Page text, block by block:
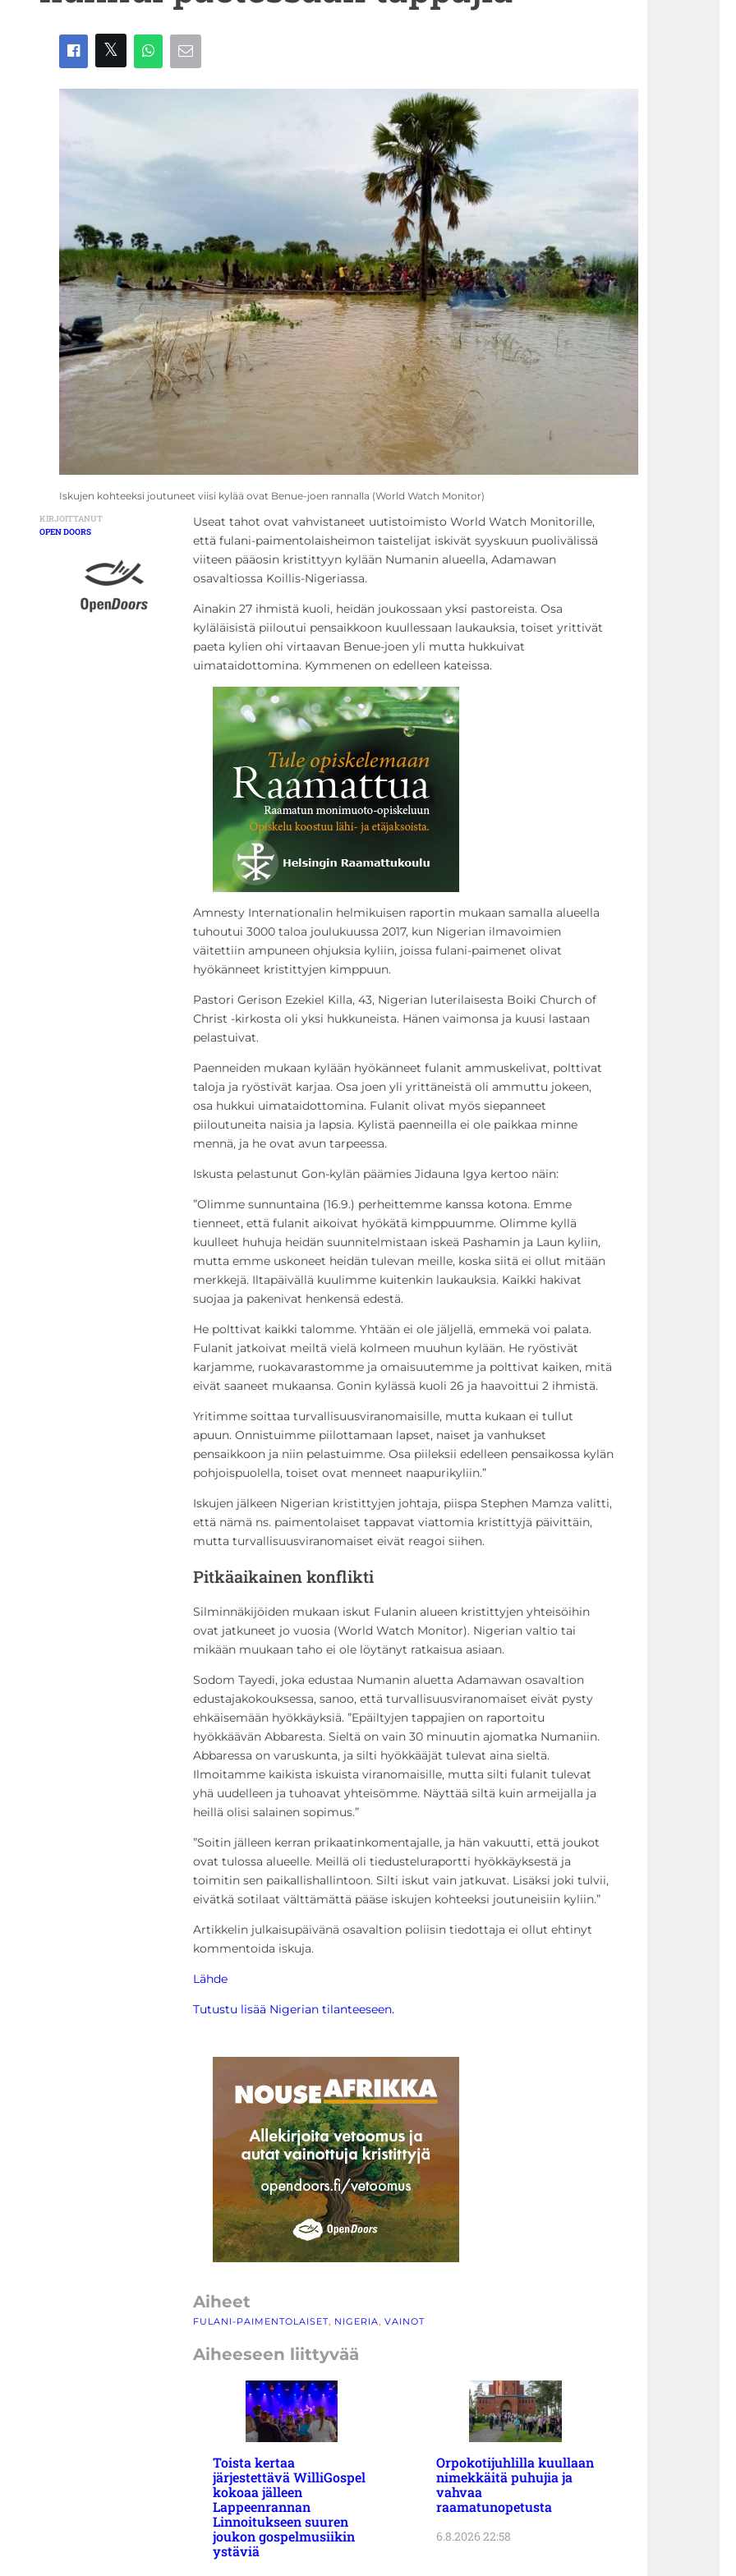
Iskujen kohteeksi joutuneet viisi kylää ovat Benue-joen rannalla (World Watch Monitor)
KIRJOITTANUT
OPEN DOORS
Useat tahot ovat vahvistaneet uutistoimisto World Watch Monitorille,
että fulani-paimentolaisheimon taistelijat iskivät syyskuun puolivälissä
viiteen pääosin kristittyyn kylään Numanin alueella, Adamawan
osavaltiossa Koillis-Nigeriassa.
Ainakin 27 ihmistä kuoli, heidän joukossaan yksi pastoreista. Osa
kyläläisistä piiloutui pensaikkoon kuullessaan laukauksia, toiset yrittivät
paeta kylien ohi virtaavan Benue-joen yli mutta hukkuivat
uimataidottomina. Kymmenen on edelleen kateissa.
Amnesty Internationalin helmikuisen raportin mukaan samalla alueella
tuhoutui 3000 taloa joulukuussa 2017, kun Nigerian ilmavoimien
väitettiin ampuneen ohjuksia kyliin, joissa fulani-paimenet olivat
hyökänneet kristittyjen kimppuun.
Pastori Gerison Ezekiel Killa, 43, Nigerian luterilaisesta Boiki Church of
Christ -kirkosta oli yksi hukkuneista. Hänen vaimonsa ja kuusi lastaan
pelastuivat.
Paenneiden mukaan kylään hyökänneet fulanit ammuskelivat, polttivat
taloja ja ryöstivät karjaa. Osa joen yli yrittäneistä oli ammuttu jokeen,
osa hukkui uimataidottomina. Fulanit olivat myös siepanneet
piiloutuneita naisia ja lapsia. Kylistä paenneilla ei ole paikkaa minne
mennä, ja he ovat avun tarpeessa.
Iskusta pelastunut Gon-kylän päämies Jidauna Igya kertoo näin:
”Olimme sunnuntaina (16.9.) perheittemme kanssa kotona. Emme
tienneet, että fulanit aikoivat hyökätä kimppuumme. Olimme kyllä
kuulleet huhuja heidän suunnitelmistaan iskeä Pashamin ja Laun kyliin,
mutta emme uskoneet heidän tulevan meille, koska siitä ei ollut mitään
merkkejä. Iltapäivällä kuulimme kuitenkin laukauksia. Kaikki hakivat
suojaa ja pakenivat henkensä edestä.
He polttivat kaikki talomme. Yhtään ei ole jäljellä, emmekä voi palata.
Fulanit jatkoivat meiltä vielä kolmeen muuhun kylään. He ryöstivät
karjamme, ruokavarastomme ja omaisuutemme ja polttivat kaiken, mitä
eivät saaneet mukaansa. Gonin kylässä kuoli 26 ja haavoittui 2 ihmistä.
Yritimme soittaa turvallisuusviranomaisille, mutta kukaan ei tullut
apuun. Onnistuimme piilottamaan lapset, naiset ja vanhukset
pensaikkoon ja niin pelastuimme. Osa piileksii edelleen pensaikossa kylän
pohjoispuolella, toiset ovat menneet naapurikyliin.”
Iskujen jälkeen Nigerian kristittyjen johtaja, piispa Stephen Mamza valitti,
että nämä ns. paimentolaiset tappavat viattomia kristittyjä päivittäin,
mutta turvallisuusviranomaiset eivät reagoi siihen.
Pitkäaikainen konflikti
Silminnäkijöiden mukaan iskut Fulanin alueen kristittyjen yhteisöihin
ovat jatkuneet jo vuosia (World Watch Monitor). Nigerian valtio tai
mikään muukaan taho ei ole löytänyt ratkaisua asiaan.
Sodom Tayedi, joka edustaa Numanin aluetta Adamawan osavaltion
edustajakokouksessa, sanoo, että turvallisuusviranomaiset eivät pysty
ehkäisemään hyökkäyksiä. ”Epäiltyjen tappajien on raportoitu
hyökkäävän Abbaresta. Sieltä on vain 30 minuutin ajomatka Numaniin.
Abbaressa on varuskunta, ja silti hyökkääjät tulevat aina sieltä.
Ilmoitamme kaikista iskuista viranomaisille, mutta silti fulanit tulevat
yhä uudelleen ja tuhoavat yhteisömme. Näyttää siltä kuin armeijalla ja
heillä olisi salainen sopimus.”
”Soitin jälleen kerran prikaatinkomentajalle, ja hän vakuutti, että joukot
ovat tulossa alueelle. Meillä oli tiedusteluraportti hyökkäyksestä ja
toimitin sen paikallishallintoon. Silti iskut vain jatkuvat. Lisäksi joki tulvii,
eivätkä sotilaat välttämättä pääse iskujen kohteeksi joutuneisiin kyliin.”
Artikkelin julkaisupäivänä osavaltion poliisin tiedottaja ei ollut ehtinyt
kommentoida iskuja.
Lähde
Tutustu lisää Nigerian tilanteeseen.
Aiheet
FULANI-PAIMENTOLAISET, NIGERIA VAINOT
Aiheeseen liittyvää
Toista kertaa
järjestettävä WilliGospel
kokoaa jälleen
Lappeenrannan
Linnoitukseen suuren
joukon gospelmusiikin
ystäviä
Orpokotijuhlilla kuullaan
nimekkäitä puhujia ja
vahvaa
raamatunopetusta
6.8.2026 22:58